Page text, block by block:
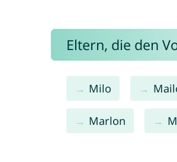
Eltern, die den
Milo
Marlon